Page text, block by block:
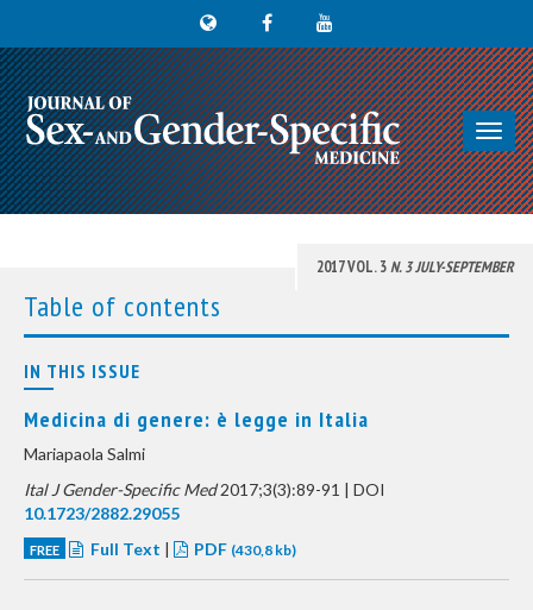
2017 VOL. 3N. 3 JULY-SEPTEMBER
Table of contents
IN THIS ISSUE
Medicina di genere: è legge in Italia
Mariapaola Salmi
Ital J Gender-Specific Med2017;3(3):89-91 | DOI
10.1723/2882.29055
FREE Full Text | PDF (430,8 kb)